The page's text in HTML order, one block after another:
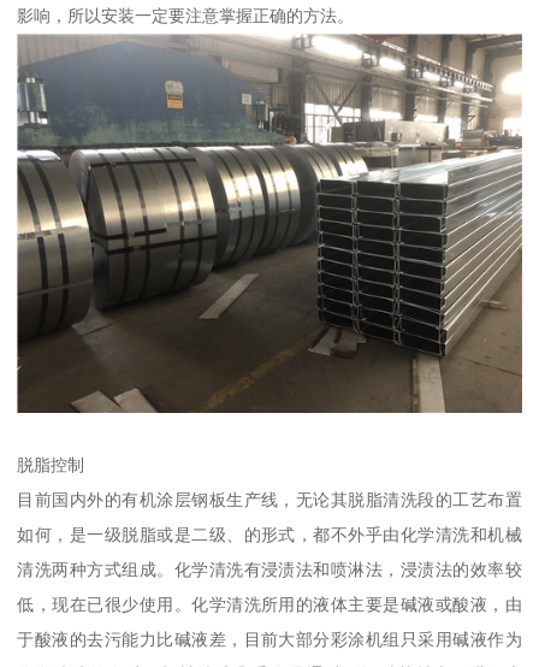
影响，所以安装一定要注意掌握正确的方法。
脱脂控制
目前国内外的有机涂层钢板生产线，无论其脱脂清洗段的工艺布置
如何，是一级脱脂或是二级、的形式，都不外乎由化学清洗和机械
清洗两种方式组成。化学清洗有浸渍法和喷淋法，浸渍法的效率较
低，现在已很少使用。化学清洗所用的液体主要是碱液或酸液，由
于酸液的去污能力比碱液差，目前大部分彩涂机组只采用碱液作为